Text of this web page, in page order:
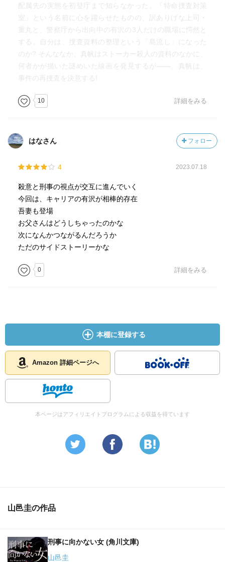
配属先の実態を初登庁まで知らなかった。「特命捜査対策
室」という名前に心を躍らせたものの、訳ありげな上司・
重丸と、警察庁から出向中の有沢の3人だけの職場に愕然と
する。自分は、捜査資料の整理という「島流し」になった
のか? そんななか、真帆はストーカー殺人の資料のなかに、
何者かが描いた謎めいた線画を発見するが――。真帆は、
事件の再捜査を決意する!
10 詳細をみる
はなさん フォロー
4 2023.07.18
殺意と刑事の視点が交互に進んでいく
今回は、キャリアの有沢が相棒的存在
吾妻も登場
お父さんはどうしちゃったのかな
次になんかつながるんだろうか
ただのサイドストーリーかな
0 詳細をみる
本棚に登録する
Amazon 詳細ページへ
本ページはアフィリエイトプログラムによる収益を得ています
山邑圭の作品
刑事に向かない女 (角川文庫)
山邑圭